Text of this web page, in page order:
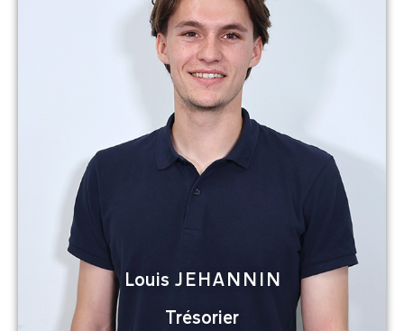
Louis JEHANNIN
Trésorier